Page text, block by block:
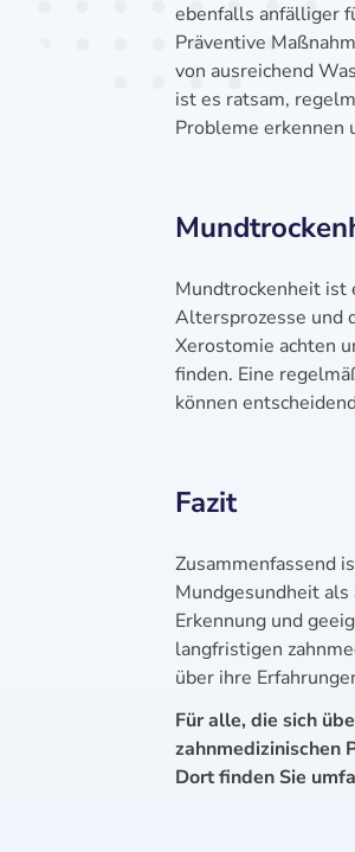
ebenfalls anfälliger
Präventive
von ausreichend
ist es ratsam,
Probleme erkennen
Mundtrockenheit ist
Altersprozesse und
Xerostomie achten
finden. Eine
können
Fazit
Zusammenfassend
Mundgesundheit
Erkennung und
langfristigen
über ihre
Für alle, die sich
zahnmedizinischen
Dort finden Sie